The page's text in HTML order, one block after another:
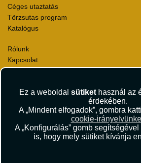
Ez a weboldal sütikethasznál az
érdekében.
A „Mindent elfogadok”, gombra
cookie-
A „Konfigurálás” gomb
is, hogy mely sütiket kívánja
Céges utaztatás
Törzsutas program
Katalógus
Rólunk
Kapcsolat
Médiaajánlat
Viszonteladás
Pályázatok
Elismerések és díjak
Környezettudatosság